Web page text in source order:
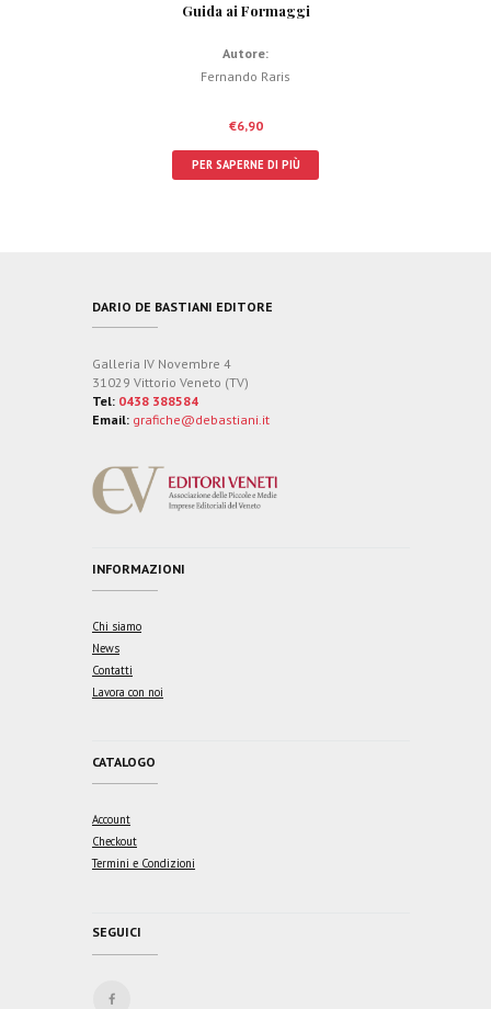
Guida ai Formaggi
Autore:
Fernando Raris
€6,90
PER SAPERNE DI PIÙ
DARIO DE BASTIANI EDITORE
Galleria IV Novembre 4
31029 Vittorio Veneto (TV)
Tel: 0438 388584
Email: grafiche@debastiani.it
INFORMAZIONI
Chi siamo
News
Contatti
Lavora con noi
CATALOGO
Account
Checkout
Termini e Condizioni
SEGUICI